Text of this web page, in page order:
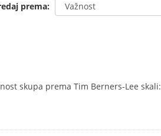
prema
skupa prema Tim Berners-Lee skali: